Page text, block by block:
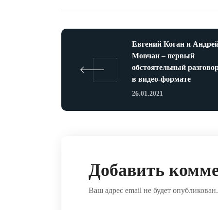
Евгений Коган и
Мовчан – первый
обстоятельный
в видео-формате
26.01.2021
Добавить
Ваш адрес email не будет опубликован.